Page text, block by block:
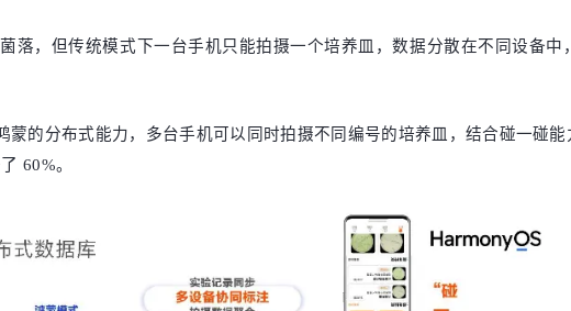
落，但传统模式下一台手机只能拍摄一个培养皿，数据分散在不同设备中
的分布式能力，多台手机可以同时拍摄不同编号的培养皿，结合碰一碰
60%。